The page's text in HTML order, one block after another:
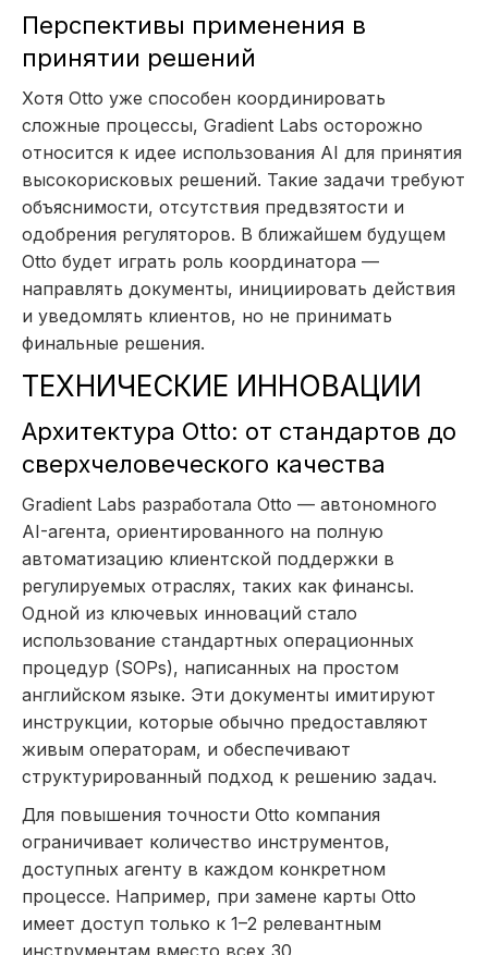
Перспективы применения в
принятии решений
Хотя Otto уже способен координировать
сложные процессы, Gradient Labs осторожно
относится к идее использования AI для принятия
высокорисковых решений. Такие задачи требуют
объяснимости, отсутствия предвзятости и
одобрения регуляторов. В ближайшем будущем
Otto будет играть роль координатора —
направлять документы, инициировать действия
и уведомлять клиентов, но не принимать
финальные решения.
ТЕХНИЧЕСКИЕ ИННОВАЦИИ
Архитектура Otto: от стандартов до
сверхчеловеческого качества
Gradient Labs разработала Otto — автономного
AI-агента, ориентированного на полную
автоматизацию клиентской поддержки в
регулируемых отраслях, таких как финансы.
Одной из ключевых инноваций стало
использование стандартных операционных
процедур (SOPs), написанных на простом
английском языке. Эти документы имитируют
инструкции, которые обычно предоставляют
живым операторам, и обеспечивают
структурированный подход к решению задач.
Для повышения точности Otto компания
ограничивает количество инструментов,
доступных агенту в каждом конкретном
процессе. Например, при замене карты Otto
имеет доступ только к 1–2 релевантным
инструментам вместо всех 30,